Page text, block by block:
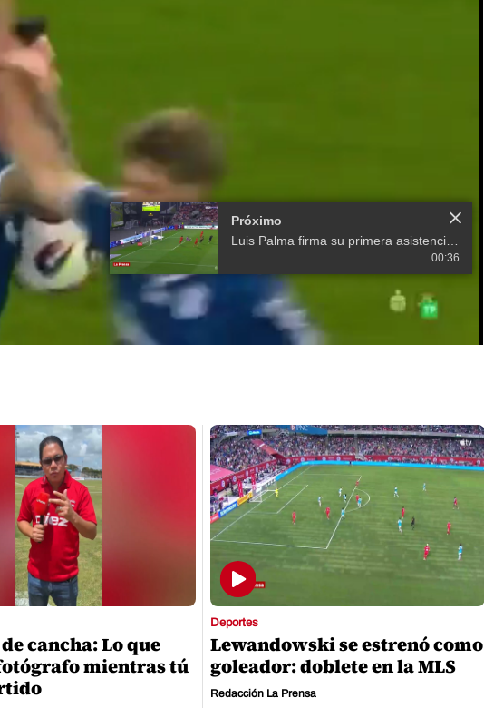
Próximo
00:36
cancha: Lo que
mientras tú
Deportes
Lewandowski se estrenó como
goleador: doblete en la MLS
Redacción La Prensa